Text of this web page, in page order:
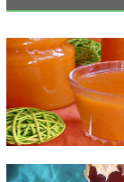
Nectar de caise